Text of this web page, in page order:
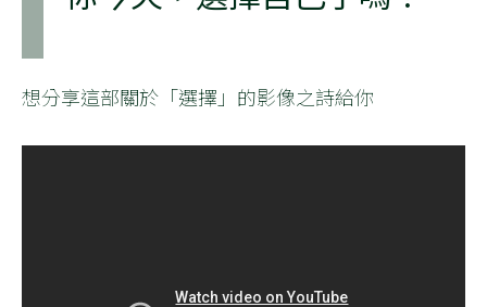
想分享這部關於「選擇」的影像之詩給你